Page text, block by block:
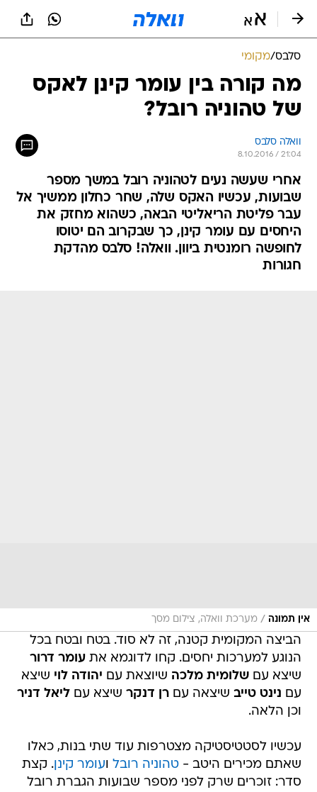
סלבס/מקומי
מה קורה בין עומר קינן לאקס
של טהוניה רובל?
וואלה סלבס
8.10.2016 / 21:04
אחרי שעשה נעים לטהוניה רובל במשך מספר
שבועות, עכשיו האקס שלה, שחר כחלון ממשיך אל
עבר פליטת הריאליטי הבאה, כשהוא מחזק את
היחסים עם עומר קינן, כך שבקרוב הם יטוסו
לחופשה רומנטית ביוון. וואלה! סלבס מהדקת
חגורות
אין תמונה / מערכת וואלה, צילום מסך
הביצה המקומית קטנה, זה לא סוד. בטח ובטח בכל
הנוגע למערכות יחסים. קחו לדוגמא אתעומר דרור
שיצא עםשלומית מלכה שיוצאת עם יהודה לוי שיצא
עם נינט טייב שיצאה עםרן דנקר שיצא עםליאל דניר
וכן הלאה.
עכשיו לסטטיסטיקה מצטרפות עוד שתי בנות, כאלו
שאתם מכירים היטב -טהוניה רובל ועומר קינן. קצת
סדר: זוכרים שרק לפני מספר שבועות הגברת רובל